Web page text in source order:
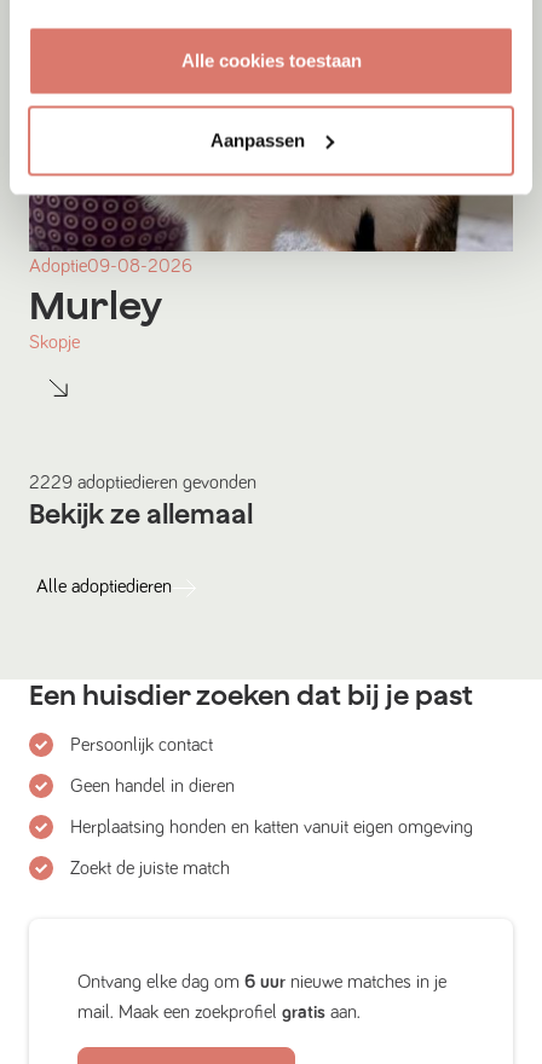
Alle cookies toestaan
Aanpassen
Adoptie09-08-2026
Murley
Skopje
2229 adoptiedieren gevonden
Bekijk ze allemaal
Alle adoptiedieren
Een huisdier zoeken dat bij je past
Persoonlijk contact
Geen handel in dieren
Herplaatsing honden en katten vanuit eigen omgeving
Zoekt de juiste match
Ontvang elke dag om 6 uur nieuwe matches in je
mail. Maak een zoekprofiel gratis aan.